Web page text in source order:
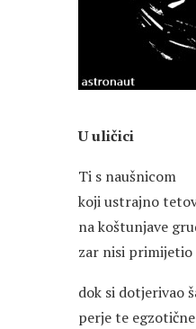
U uličici
Ti s naušnicom
koji ustrajno
na koštunjave
zar nisi primijetio
dok si dotjerivao
perje te